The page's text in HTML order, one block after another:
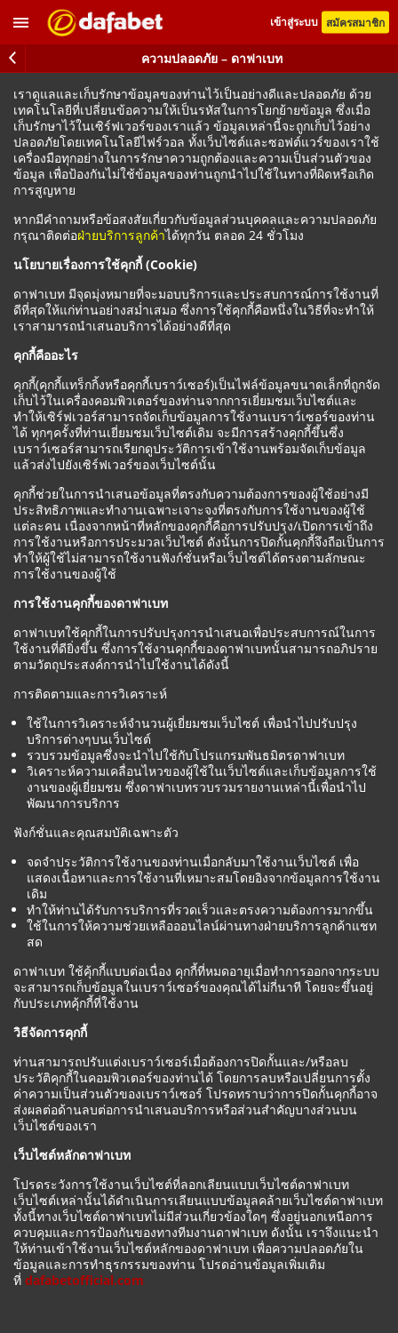
เข้าสู่ระบบ สมัครสมาชิก
ความปลอดภัย – ดาฟาเบท
เราดูแลและเก็บรักษาข้อมูลของท่านไว้เป็นอย่างดีและปลอดภัย ด้วย
เทคโนโลยีที่เปลี่ยนข้อความให้เป็นรหัสในการโยกย้ายข้อมูล ซึ่งเมื่อ
เก็บรักษาไว้ในเซิร์ฟเวอร์ของเราแล้ว ข้อมูลเหล่านี้จะถูกเก็บไว้อย่าง
ปลอดภัยโดยเทคโนโลยีไฟร์วอล ทั้งเว็บไซต์และซอฟต์แวร์ของเราใช้
เครื่องมือทุกอย่างในการรักษาความถูกต้องและความเป็นส่วนตัวของ
ข้อมูล เพื่อป้องกันไม่ใช้ข้อมูลของท่านถูกนำไปใช้ในทางที่ผิดหรือเกิด
การสูญหาย
หากมีคำถามหรือข้อสงสัยเกี่ยวกับข้อมูลส่วนบุคคลและความปลอดภัย
กรุณาติดต่อฝ่ายบริการลูกค้าได้ทุกวัน ตลอด 24 ชั่วโมง
นโยบายเรื่องการใช้คุกกี้ (Cookie)
ดาฟาเบท มีจุดมุ่งหมายที่จะมอบบริการและประสบการณ์การใช้งานที่
ดีที่สุดให้แก่ท่านอย่างสม่ำเสมอ ซึ่งการใช้คุกกี้คือหนึ่งในวิธีที่จะทำให้
เราสามารถนำเสนอบริการได้อย่างดีที่สุด
คุกกี้คืออะไร
คุกกี้(คุกกี้แทร็กกิ้งหรือคุกกี้เบราว์เซอร์)เป็นไฟล์ข้อมูลขนาดเล็กที่ถูกจัด
เก็บไว้ในเครื่องคอมพิวเตอร์ของท่านจากการเยี่ยมชมเว็บไซต์และ
ทำให้เซิร์ฟเวอร์สามารถจัดเก็บข้อมูลการใช้งานเบราว์เซอร์ของท่าน
ได้ ทุกๆครั้งที่ท่านเยี่ยมชมเว็บไซต์เดิม จะมีการสร้างคุกกี้ขึ้นซึ่ง
เบราว์เซอร์สามารถเรียกดูประวัติการเข้าใช้งานพร้อมจัดเก็บข้อมูล
แล้วส่งไปยังเซิร์ฟเวอร์ของเว็บไซต์นั้น
คุกกี้ช่วยในการนำเสนอข้อมูลที่ตรงกับความต้องการของผู้ใช้อย่างมี
ประสิทธิภาพและทำงานเฉพาะเจาะจงที่ตรงกับการใช้งานของผู้ใช้
แต่ละคน เนื่องจากหน้าที่หลักของคุกกี้คือการปรับปรุง/เปิดการเข้าถึง
การใช้งานหรือการประมวลเว็บไซต์ ดังนั้นการปิดกั้นคุกกี้จึงถือเป็นการ
ทำให้ผู้ใช้ไม่สามารถใช้งานฟังก์ชั่นหรือเว็บไซต์ได้ตรงตามลักษณะ
การใช้งานของผู้ใช้
การใช้งานคุกกี้ของดาฟาเบท
ดาฟาเบทใช้คุกกี้ในการปรับปรุงการนำเสนอเพื่อประสบการณ์ในการ
ใช้งานที่ดียิ่งขึ้น ซึ่งการใช้งานคุกกี้ของดาฟาเบทนั้นสามารถอภิปราย
ตามวัตถุประสงค์การนำไปใช้งานได้ดังนี้
การติดตามและการวิเคราะห์
ใช้ในการวิเคราะห์จำนวนผู้เยี่ยมชมเว็บไซต์ เพื่อนำไปปรับปรุง
บริการต่างๆบนเว็บไซต์
รวบรวมข้อมูลซึ่งจะนำไปใช้กับโปรแกรมพันธมิตรดาฟาเบท
วิเคราะห์ความเคลื่อนไหวของผู้ใช้ในเว็บไซต์และเก็บข้อมูลการใช้
งานของผู้เยี่ยมชม ซึ่งดาฟาเบทรวบรวมรายงานเหล่านี้เพื่อนำไป
พัฒนาการบริการ
ฟังก์ชั่นและคุณสมบัติเฉพาะตัว
จดจำประวัติการใช้งานของท่านเมื่อกลับมาใช้งานเว็บไซต์ เพื่อ
แสดงเนื้อหาและการใช้งานที่เหมาะสมโดยอิงจากข้อมูลการใช้งาน
เดิม
ทำให้ท่านได้รับการบริการที่รวดเร็วและตรงความต้องการมากขึ้น
ใช้ในการให้ความช่วยเหลือออนไลน์ผ่านทางฝ่ายบริการลูกค้าแชท
สด
ดาฟาเบท ใช้คุ้กกี้แบบต่อเนื่อง คุกกี้ที่หมดอายุเมื่อทำการออกจากระบบ
จะสามารถเก็บข้อมูลในเบราว์เซอร์ของคุณได้ไม่กี่นาที โดยจะขึ้นอยู่
กับประเภทคุ้กกี้ที่ใช้งาน
วิธีจัดการคุกกี้
ท่านสามารถปรับแต่งเบราว์เซอร์เมื่อต้องการปิดกั้นและ/หรือลบ
ประวัติคุกกี้ในคอมพิวเตอร์ของท่านได้ โดยการลบหรือเปลี่ยนการตั้ง
ค่าความเป็นส่วนตัวของเบราว์เซอร์ โปรดทราบว่าการปิดกั้นคุกกี้อาจ
ส่งผลต่อด้านลบต่อการนำเสนอบริการหรือส่วนสำคัญบางส่วนบน
เว็บไซต์ของเรา
เว็บไซต์หลักดาฟาเบท
โปรดระวังการใช้งานเว็บไซต์ที่ลอกเลียนแบบเว็บไซต์ดาฟาเบท
เว็บไซต์เหล่านั้นได้ดำเนินการเลียนแบบข้อมูลคล้ายเว็บไซต์ดาฟาเบท
ทั้งนี้ทางเว็บไซต์ดาฟาเบทไม่มีส่วนเกี่ยวข้องใดๆ ซึ่งอยู่นอกเหนือการ
ควบคุมและการป้องกันของทางทีมงานดาฟาเบท ดังนั้น เราจึงแนะนำ
ให้ท่านเข้าใช้งานเว็บไซต์หลักของดาฟาเบท เพื่อความปลอดภัยใน
ข้อมูลและการทำธุรกรรมของท่าน โปรดอ่านข้อมูลเพิ่มเติม
ที่ dafabetofficial.com